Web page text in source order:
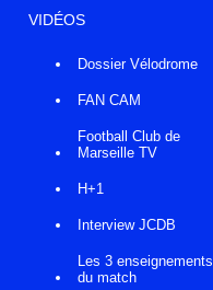
VIDÉOS
Dossier Vélodrome
FAN CAM
Football Club de
Marseille TV
H+1
Interview JCDB
Les 3 enseignements
du match